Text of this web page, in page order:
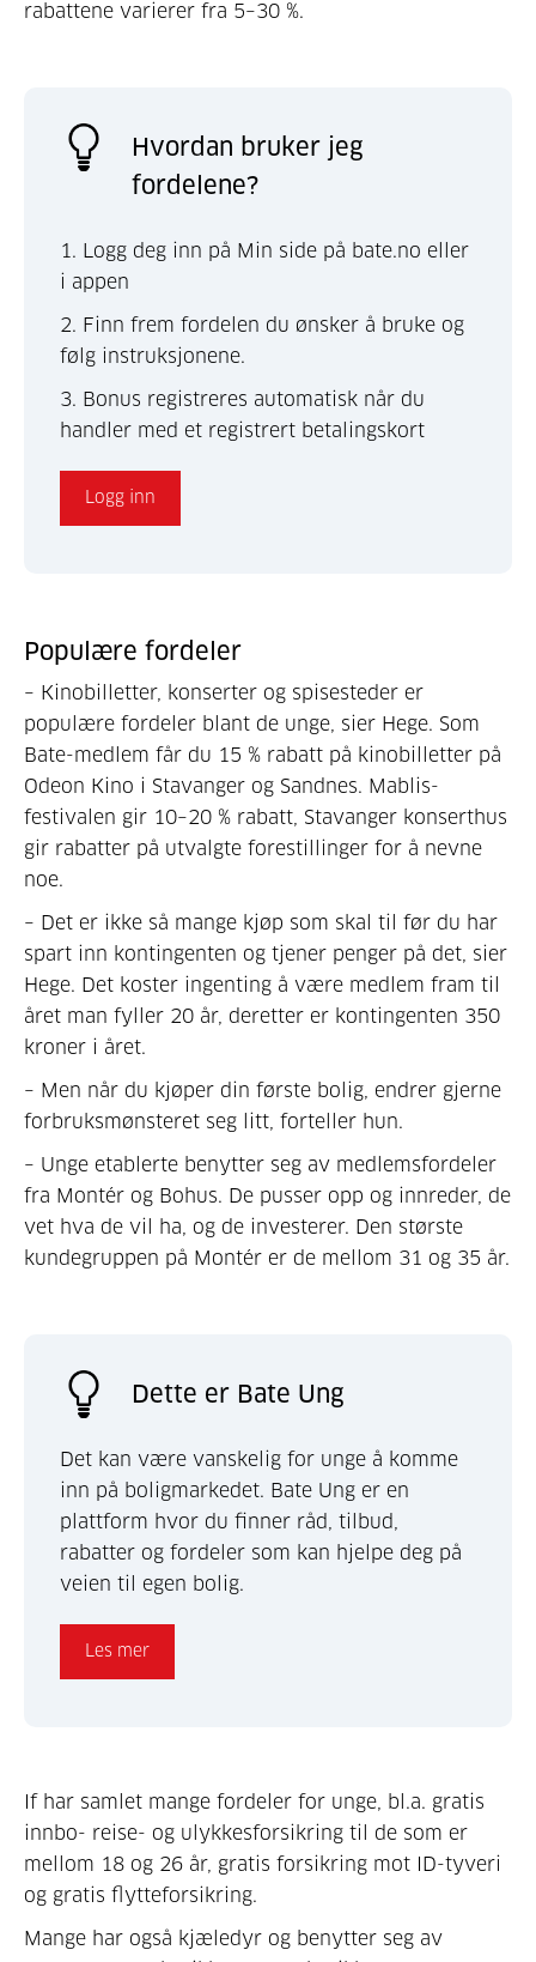
rabat­tene varierer fra 5–30 %.
Hvordan bruker jeg
fordelene?
1. Logg deg inn på Min side på bate.no eller
i appen
2. Finn frem fordelen du ønsker å bruke og
følg instruksjonene.
3. Bonus registreres automatisk når du
handler med et registrert betalingskort
Logg inn
Populære fordeler
– Kinobilletter, konserter og spise­steder er
populære fordeler blant de unge, sier Hege. Som
Bate-medlem får du 15 % rabatt på kinobilletter på
Odeon Kino i Stavanger og Sandnes. Mablis-
festivalen gir 10–20 % rabatt, Stavanger konserthus
gir rabatter på utvalgte forestillinger for å nevne
noe.
– Det er ikke så mange kjøp som skal til før du har
spart inn kontingenten og tjener penger på det, sier
Hege. Det koster ingenting å være medlem fram til
året man fyller 20 år, deretter er kontingenten 350
kroner i året.
– Men når du kjøper din første bolig, endrer gjerne
forbruksmønsteret seg litt, forteller hun.
– Unge etablerte benytter seg av medlemsfordeler
fra Montér og Bohus. De pusser opp og inn­reder, de
vet hva de vil ha, og de investerer. Den største
kundegruppen på Montér er de mellom 31 og 35 år.
Dette er Bate Ung
Det kan være vanskelig for unge å komme
inn på boligmarkedet. Bate Ung er en
plattform hvor du finner råd, tilbud,
rabatter og fordeler som kan hjelpe deg på
veien til egen bolig.
Les mer
If har samlet mange fordeler for unge, bl.a. gratis
innbo- reise- og ulykkes­forsikring til de som er
mellom 18 og 26 år, gratis forsikring mot ID-tyveri
og gratis flytteforsikring.
Mange har også kjæledyr og benytter seg av